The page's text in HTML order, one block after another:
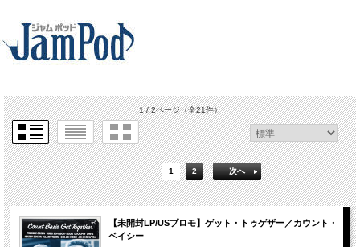
1 / 2ページ（全21件）
1 2 次へ
【未開封LP/USプロモ】ゲット・トゥゲザー／カウント・
ベイシー